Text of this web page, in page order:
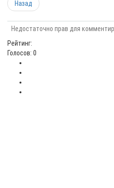
Назад
Недостаточно прав для
Рейтинг:
Голосов: 0